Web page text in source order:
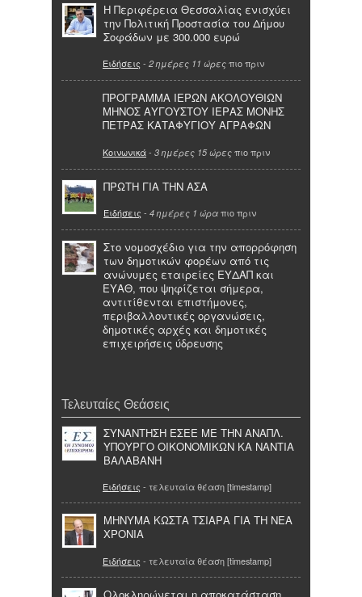
Η Περιφέρεια Θεσσαλίας ενισχύει
την Πολιτική Προστασία του Δήμου
Σοφάδων με 300.000 ευρώ
Ειδήσεις - 2 ημέρες 11 ώρες πιο πριν
ΠΡΟΓΡΑΜΜΑ ΙΕΡΩΝ ΑΚΟΛΟΥΘΙΩΝ
ΜΗΝΟΣ ΑΥΓΟΥΣΤΟΥ ΙΕΡΑΣ ΜΟΝΗΣ
ΠΕΤΡΑΣ ΚΑΤΑΦΥΓΙΟΥ ΑΓΡΑΦΩΝ
Κοινωνικά- 3 ημέρες 15 ώρες πιο πριν
ΠΡΩΤΗ ΓΙΑ ΤΗΝ ΑΣΑ
Ειδήσεις - 4 ημέρες 1 ώρα πιο πριν
Στο νομοσχέδιο για την απορρόφηση
των δημοτικών φορέων από τις
ανώνυμες εταιρείες ΕΥΔΑΠ και
ΕΥΑΘ, που ψηφίζεται σήμερα,
αντιτίθενται επιστήμονες,
περιβαλλοντικές οργανώσεις,
δημοτικές αρχές και δημοτικές
επιχειρήσεις ύδρευσης
Τελευταίες Θεάσεις
ΣΥΝΑΝΤΗΣΗ ΕΣΕΕ ΜΕ ΤΗΝ ΑΝΑΠΛ.
ΥΠΟΥΡΓΟ ΟΙΚΟΝΟΜΙΚΩΝ ΚΑ ΝΑΝΤΙΑ
ΒΑΛΑΒΑΝΗ
Ειδήσεις - τελευταία θέαση [timestamp]
ΜΗΝΥΜΑ ΚΩΣΤΑ ΤΣΙΑΡΑ ΓΙΑ ΤΗ ΝΕΑ
ΧΡΟΝΙΑ
Ειδήσεις - τελευταία θέαση [timestamp]